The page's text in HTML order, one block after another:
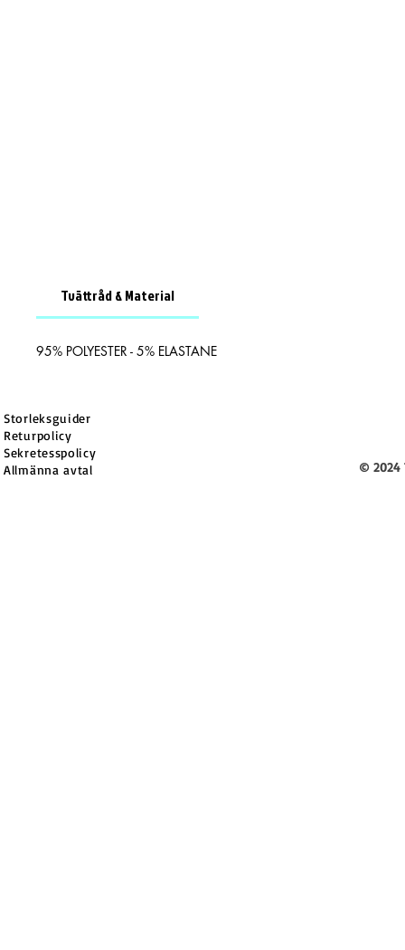
Tvättråd & Material
95% POLYESTER - 5% ELASTANE
Storleksguider
Returpolicy
Sekretesspolicy
Allmänna avtal
© 2024